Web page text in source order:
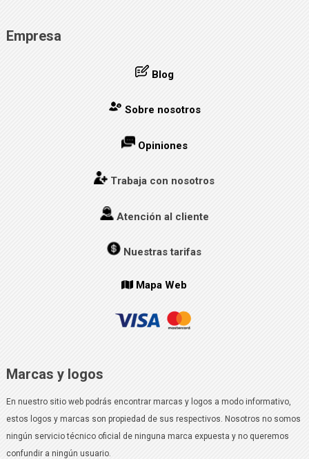
Empresa
Blog
Sobre nosotros
Opiniones
Trabaja con nosotros
Atención al cliente
Nuestras tarifas
Mapa Web
Marcas y logos
En nuestro sitio web podrás encontrar marcas y logos a modo informativo,
estos logos y marcas son propiedad de sus respectivos. Nosotros no somos
ningún servicio técnico oficial de ninguna marca expuesta y no queremos
confundir a ningún usuario.